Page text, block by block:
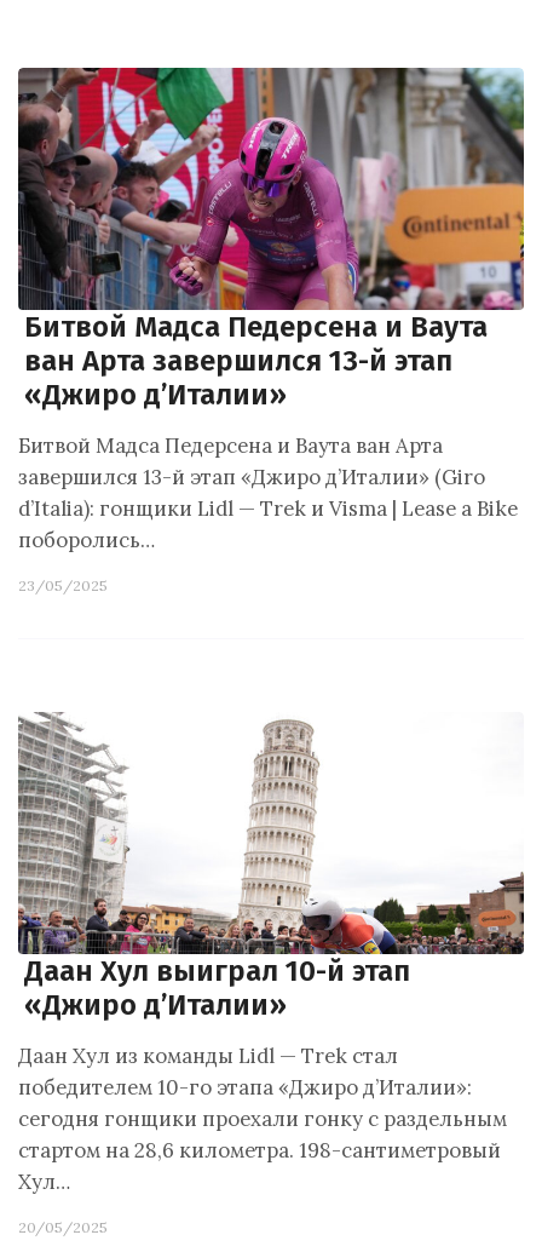
Битвой Мадса Педерсена и Ваута
ван Арта завершился 13-й этап
«Джиро д’Италии»
Битвой Мадса Педерсена и Ваута ван Арта
завершился 13-й этап «Джиро д’Италии» (Giro
d’Italia): гонщики Lidl — Trek и Visma | Lease a Bike
поборолись…
23/05/2025
Даан Хул выиграл 10-й этап
«Джиро д’Италии»
Даан Хул из команды Lidl — Trek стал
победителем 10-го этапа «Джиро д’Италии»:
сегодня гонщики проехали гонку с раздельным
стартом на 28,6 километра. 198-сантиметровый
Хул…
20/05/2025